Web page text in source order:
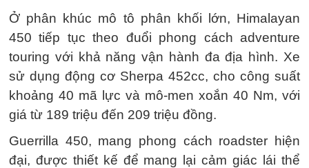
Ở phân khúc mô tô phân khối lớn, Himalayan
450 tiếp tục theo đuổi phong cách adventure
touring với khả năng vận hành đa địa hình. Xe
sử dụng động cơ Sherpa 452cc, cho công suất
khoảng 40 mã lực và mô-men xoắn 40 Nm, với
giá từ 189 triệu đến 209 triệu đồng.
Guerrilla 450, mang phong cách roadster hiện
đại, được thiết kế để mang lại cảm giác lái thể